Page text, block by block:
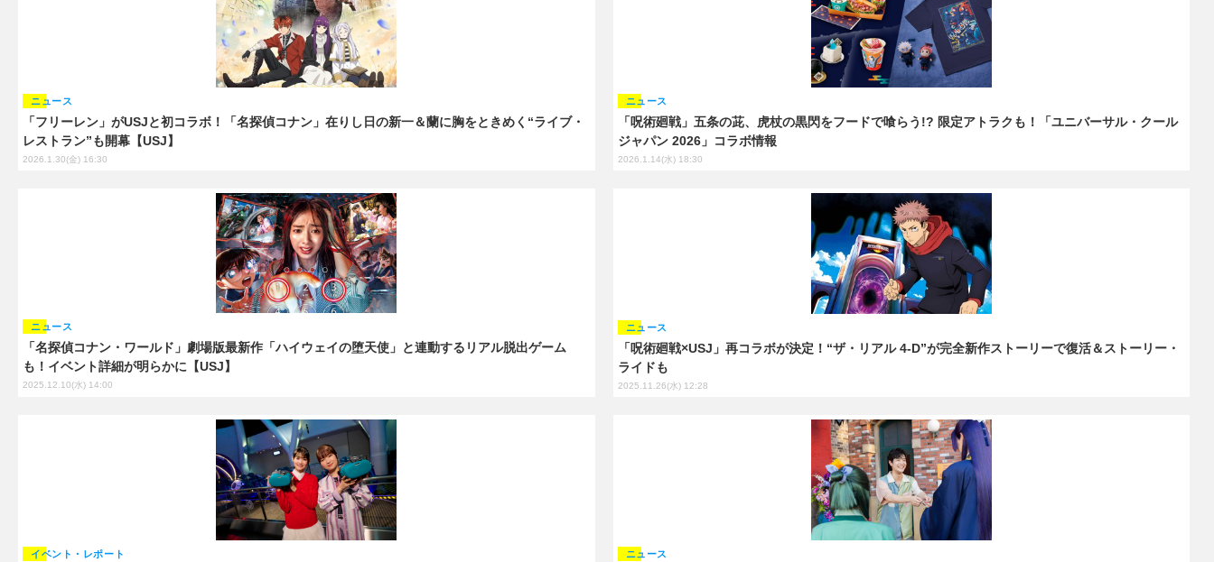
「フリーレン」がUSJと初コラボ！「名探偵コナン」在りし日の新一＆蘭に胸をときめく“ライブ・
レストラン”も開幕【USJ】
ニュース
2026.1.30(金) 16:30
「呪術廻戦」五条の茈、虎杖の黒閃をフードで喰らう!? 限定アトラクも！「ユニバーサル・クール
ジャパン 2026」コラボ情報
ニュース
2026.1.14(水) 18:30
「名探偵コナン・ワールド」劇場版最新作「ハイウェイの堕天使」と連動するリアル脱出ゲーム
も！イベント詳細が明らかに【USJ】
ニュース
2025.12.10(水) 14:00
「呪術廻戦×USJ」再コラボが決定！“ザ・リアル 4-D”が完全新作ストーリーで復活＆ストーリー・
ライドも
ニュース
2025.11.26(水) 12:28
イベント・レポート ニュース